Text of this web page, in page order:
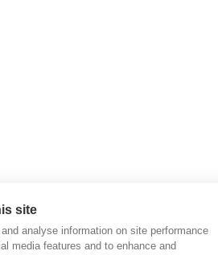
site
analyse information on site performance
media features and to enhance and